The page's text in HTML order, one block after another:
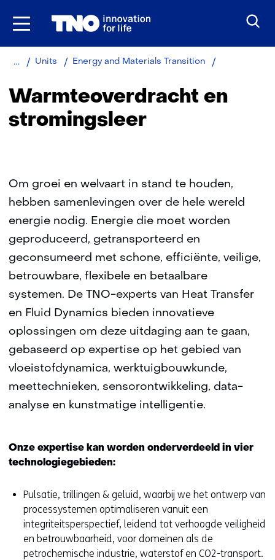
Ga
Home
Over
Units Energy and Materials Transition
Warmteoverdracht en
stromingsleer
Om groei en welvaart in stand te houden,
hebben samenlevingen over de hele wereld
energie nodig. Energie die moet worden
geproduceerd, getransporteerd en
geconsumeerd met schone, efficiënte, veilige,
betrouwbare, flexibele en betaalbare
systemen. De TNO-experts van Heat Transfer
en Fluid Dynamics bieden innovatieve
oplossingen om deze uitdaging aan te gaan,
gebaseerd op expertise op het gebied van
vloeistofdynamica, werktuigbouwkunde,
meettechnieken, sensorontwikkeling, data-
analyse en kunstmatige intelligentie.
Onze expertise kan worden onderverdeeld in vier
technologiegebieden:
Pulsatie, trillingen & geluid, waarbij we het ontwerp van
processystemen optimaliseren vanuit een
integriteitsperspectief, leidend tot verhoogde veiligheid
en betrouwbaarheid, voor domeinen als de
petrochemische industrie, waterstof en CO2-transport.